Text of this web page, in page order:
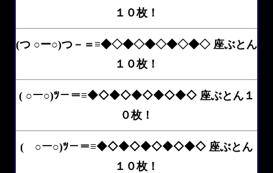
１０枚！
(つ ○ー○)つ－＝≡◆◇◆◇◆◇◆◇◆◇ 座ぶとん
１０枚！
( ○ー○)ﾂ－＝≡◆◇◆◇◆◇◆◇◆◇ 座ぶとん１
０枚！
( ○ー○)ﾂ－＝≡◆◇◆◇◆◇◆◇◆◇ 座ぶとん
１０枚！